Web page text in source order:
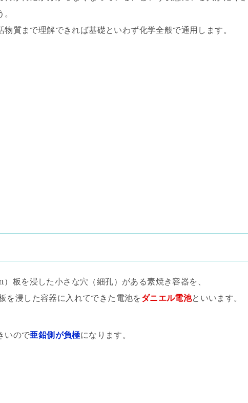
質まで理解できれば基礎といわず化学全般で通用します。
）板を浸した小さな穴（細孔）がある素焼き容器を、
を浸した容器に入れてできた電池をダニエル電池といいます。
いので亜鉛側が負極になります。